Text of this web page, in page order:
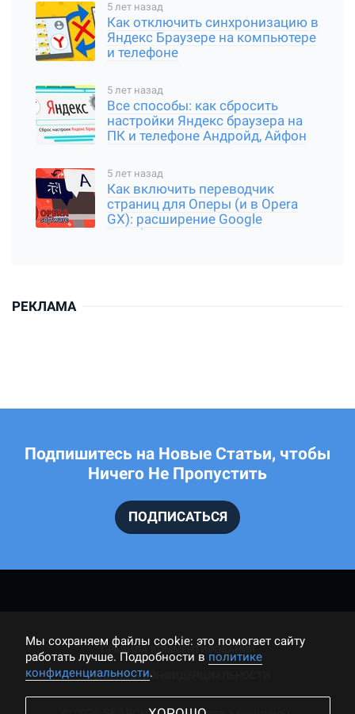
5 лет назад
Как отключить синхронизацию в
Яндекс Браузере на компьютере
и телефоне
5 лет назад
Все способы: как сбросить
настройки Яндекс браузера на
ПК и телефоне Андройд, Айфон
5 лет назад
Как включить переводчик
страниц для Оперы (и в Opera
GX): расширение Google
Translator
РЕКЛАМА
Подпишитесь на Новые Статьи, чтобы
Ничего Не Пропустить
ПОДПИСАТЬСЯ
ПРАВИЛА КОММЕНТИРОВАНИЯ
ПОЛИТИКА КОНФИДЕНЦИАЛЬНОСТИ
Мы cохраняем файлы cookie: это помогает сайту
работать лучше. Подробности в политике
конфиденциальности.